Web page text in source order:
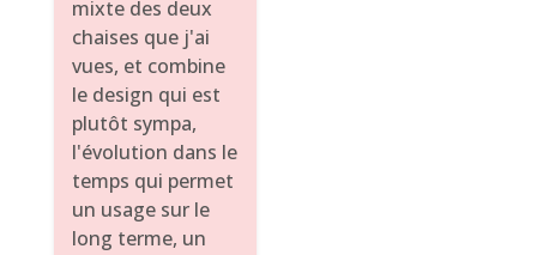
mixte des deux
chaises que j'ai
vues, et combine
le design qui est
plutôt sympa,
l'évolution dans le
temps qui permet
un usage sur le
long terme, un